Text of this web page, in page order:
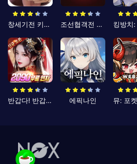
창세기전 키우기 조선협객전 클래식
반갑다! 반갑삼국지 에픽나인